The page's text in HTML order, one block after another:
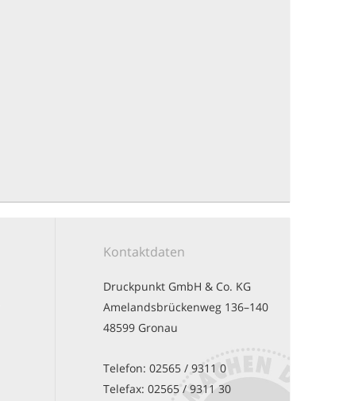
Kontaktdaten
Druckpunkt GmbH & Co. KG
Amelandsbrückenweg 136–140
48599 Gronau
Telefon: 02565 / 9311 0
Telefax: 02565 / 9311 30